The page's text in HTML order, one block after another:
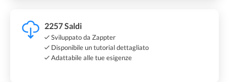
2257 Saldi
Sviluppato da Zappter
Disponibile un tutorial dettagliato
Adattabile alle tue esigenze